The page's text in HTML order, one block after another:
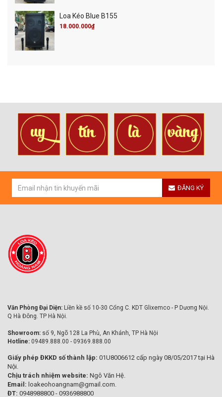
Loa Kéo Blue B155
18.000.000₫
ĐĂNG KÝ
Văn Phòng Đại Diện: Liền kề số 10-30 Cổng C. KDT Glixemco - P Dương Nội.
Q Hà Đông. TP Hà Nội.
Showroom: số 9, Ngõ 128 La Phù, An Khánh, TP Hà Nội
Hotline: 09489.888.00 - 09369.888.00
Giấy phép ĐKKD số thành lập: 01U8006612 cấp ngày 08/05/2017 tại Hà
Nội.
Chịu trách nhiệm website: Ngô Văn Hệ.
Email: loakeohoangnam@gmail.com.
ĐT: 0948988800 - 0936988800